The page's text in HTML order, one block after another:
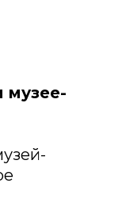
музее-